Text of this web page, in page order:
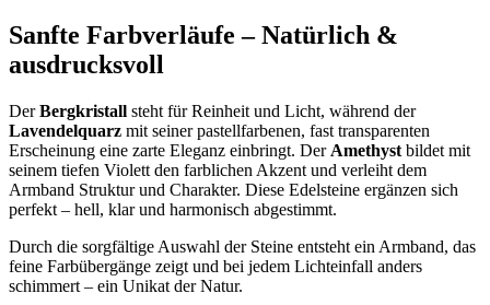
Sanfte Farbverläufe – Natürlich &
ausdrucksvoll
DerBergkristall steht für Reinheit und Licht, während der
Lavendelquarz mit seiner pastellfarbenen, fast transparenten
Erscheinung eine zarte Eleganz einbringt. Der Amethyst bildet mit
seinem tiefen Violett den farblichen Akzent und verleiht dem
Armband Struktur und Charakter. Diese Edelsteine ergänzen sich
perfekt – hell, klar und harmonisch abgestimmt.
Durch die sorgfältige Auswahl der Steine entsteht ein Armband, das
feine Farbübergänge zeigt und bei jedem Lichteinfall anders
schimmert – ein Unikat der Natur.